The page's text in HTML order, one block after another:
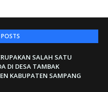
POSTS
SALAH SATU
DI DESA TAMBAK
KABUPATEN SAMPANG